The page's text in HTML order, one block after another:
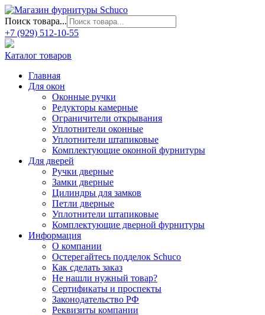
Поиск товара...
+7 (929) 512-10-55
Каталог товаров
Главная
Для окон
Оконные ручки
Редукторы камерные
Ограничители открывания
Уплотнители оконные
Уплотнители штапиковые
Комплектующие оконной фурнитуры
Для дверей
Ручки дверные
Замки дверные
Цилиндры для замков
Петли дверные
Уплотнители штапиковые
Комплектующие дверной фурнитуры
Информация
О компании
Остерегайтесь подделок Schuco
Как сделать заказ
Не нашли нужный товар?
Сертификаты и проспекты
Законодательство РФ
Реквизиты компании